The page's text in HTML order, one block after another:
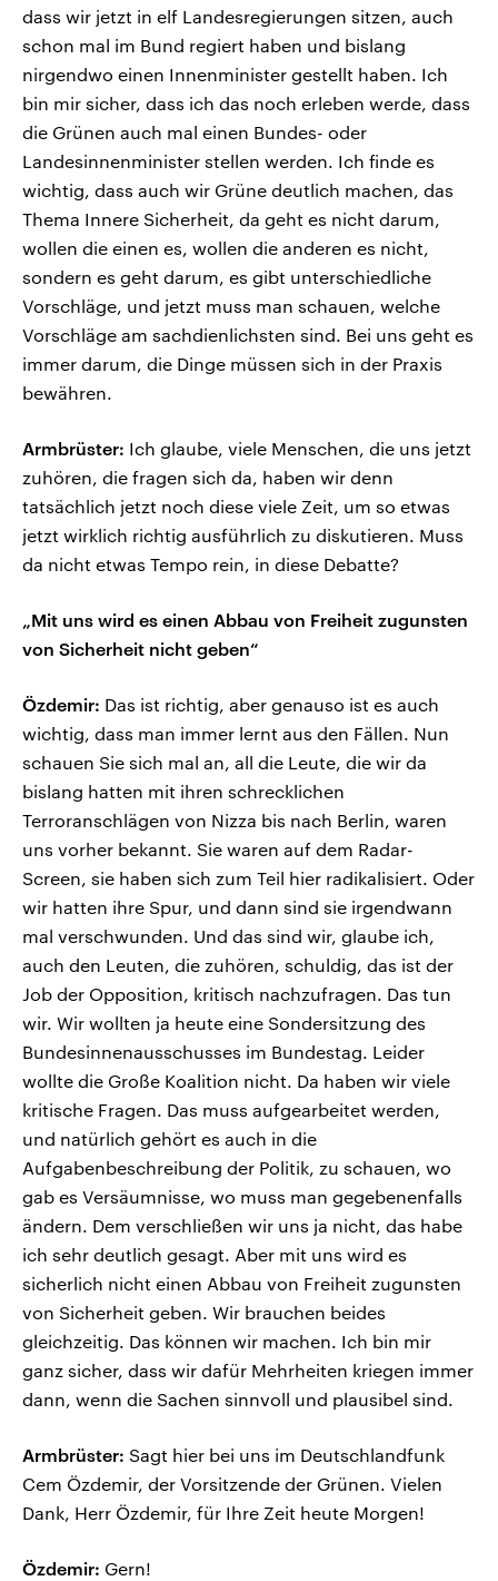
dass wir jetzt in elf Landesregierungen sitzen, auch
schon mal im Bund regiert haben und bislang
nirgendwo einen Innenminister gestellt haben. Ich
bin mir sicher, dass ich das noch erleben werde, dass
die Grünen auch mal einen Bundes- oder
Landesinnenminister stellen werden. Ich finde es
wichtig, dass auch wir Grüne deutlich machen, das
Thema Innere Sicherheit, da geht es nicht darum,
wollen die einen es, wollen die anderen es nicht,
sondern es geht darum, es gibt unterschiedliche
Vorschläge, und jetzt muss man schauen, welche
Vorschläge am sachdienlichsten sind. Bei uns geht es
immer darum, die Dinge müssen sich in der Praxis
bewähren.
Armbrüster: Ich glaube, viele Menschen, die uns jetzt
zuhören, die fragen sich da, haben wir denn
tatsächlich jetzt noch diese viele Zeit, um so etwas
jetzt wirklich richtig ausführlich zu diskutieren. Muss
da nicht etwas Tempo rein, in diese Debatte?
„Mit uns wird es einen Abbau von Freiheit zugunsten
von Sicherheit nicht geben“
Özdemir: Das ist richtig, aber genauso ist es auch
wichtig, dass man immer lernt aus den Fällen. Nun
schauen Sie sich mal an, all die Leute, die wir da
bislang hatten mit ihren schrecklichen
Terroranschlägen von Nizza bis nach Berlin, waren
uns vorher bekannt. Sie waren auf dem Radar-
Screen, sie haben sich zum Teil hier radikalisiert. Oder
wir hatten ihre Spur, und dann sind sie irgendwann
mal verschwunden. Und das sind wir, glaube ich,
auch den Leuten, die zuhören, schuldig, das ist der
Job der Opposition, kritisch nachzufragen. Das tun
wir. Wir wollten ja heute eine Sondersitzung des
Bundesinnenausschusses im Bundestag. Leider
wollte die Große Koalition nicht. Da haben wir viele
kritische Fragen. Das muss aufgearbeitet werden,
und natürlich gehört es auch in die
Aufgabenbeschreibung der Politik, zu schauen, wo
gab es Versäumnisse, wo muss man gegebenenfalls
ändern. Dem verschließen wir uns ja nicht, das habe
ich sehr deutlich gesagt. Aber mit uns wird es
sicherlich nicht einen Abbau von Freiheit zugunsten
von Sicherheit geben. Wir brauchen beides
gleichzeitig. Das können wir machen. Ich bin mir
ganz sicher, dass wir dafür Mehrheiten kriegen immer
dann, wenn die Sachen sinnvoll und plausibel sind.
Armbrüster: Sagt hier bei uns im Deutschlandfunk
Cem Özdemir, der Vorsitzende der Grünen. Vielen
Dank, Herr Özdemir, für Ihre Zeit heute Morgen!
Özdemir: Gern!